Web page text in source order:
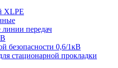
XLPE
передач
безопасности 0,6/1кВ
стационарной прокладки